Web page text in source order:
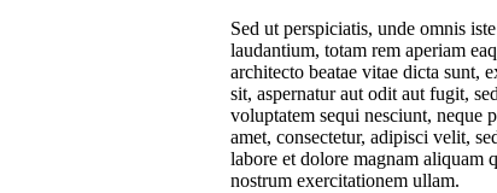
Sed ut perspiciatis, unde omnis
laudantium, totam rem aperiam
architecto beatae vitae dicta sunt,
sit, aspernatur aut odit aut fugit,
voluptatem sequi nesciunt, neque
amet, consectetur, adipisci velit,
labore et dolore magnam aliquam
nostrum exercitationem ullam.